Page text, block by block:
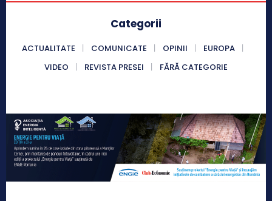
Categorii
ACTUALITATE COMUNICATE OPINII
EUROPA
VIDEO
REVISTA PRESEI FĂRĂ CATEGORIE